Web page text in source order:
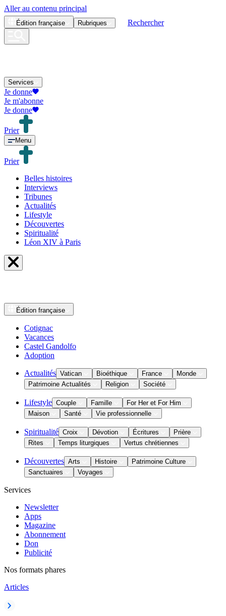
Aller au contenu principal
Édition française Rubriques Rechercher
Services
Je donne
Je m'abonne
Je donne
Prier
Menu
Prier
Belles histoires
Interviews
Tribunes
Actualités
Lifestyle
Découvertes
Spiritualité
Léon XIV à Paris
Édition française
Cotignac
Vacances
Castel Gandolfo
Adoption
Actualités Vatican Bioéthique France
Monde
Patrimoine Actualités
Religion Société
Lifestyle Couple Famille
For Her et For Him
Maison
Santé Vie professionnelle
Spiritualité Croix Dévotion Écritures
Prière
Rites
Temps liturgiques Vertus chrétiennes
Découvertes Arts Histoire
Patrimoine Culture
Sanctuaires
Voyages
Services
Newsletter
Apps
Magazine
Abonnement
Don
Publicité
Nos formats phares
Articles